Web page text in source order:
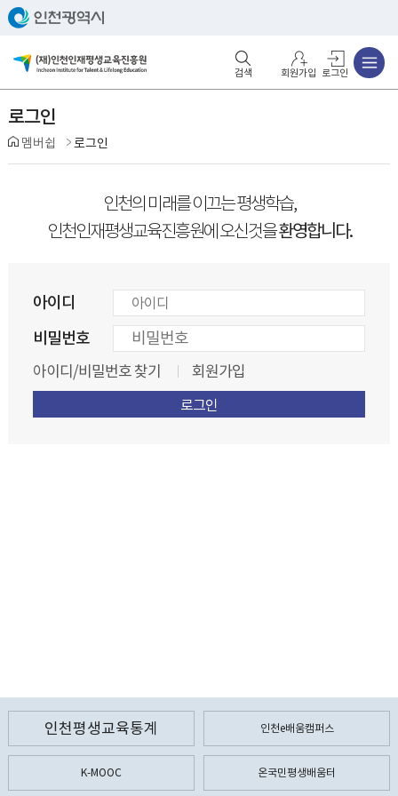
회원가입 로그인
로그인
멤버쉽 로그인
인천의 미래를 이끄는 평생학습,
인천인재평생교육진흥원에 오신것을환영합니다.
아이디
비밀번호
아이디/비밀번호 찾기 회원가입
인천평생교육통계 인천e배움캠퍼스
K-MOOC 온국민평생배움터